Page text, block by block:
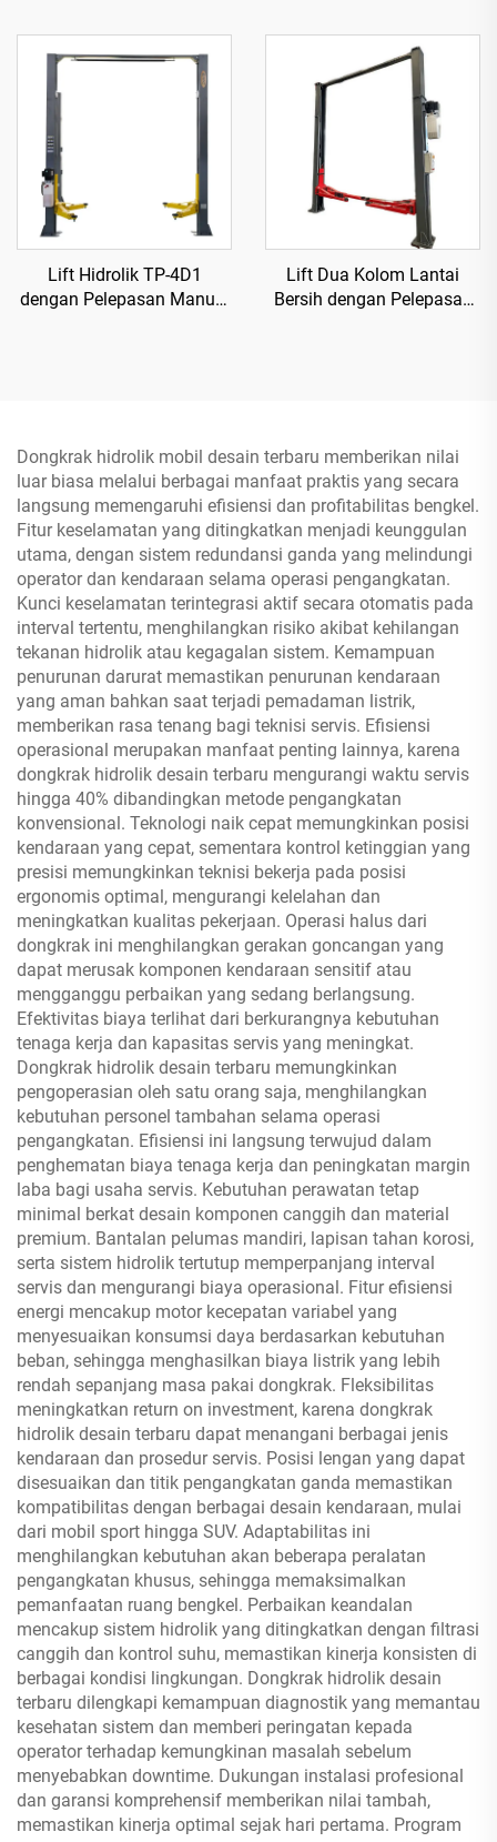
Lift Hidrolik TP-4D1
dengan Pelepasan Manual
Lift Dua Kolom Lantai
Bersih dengan Pelepasan
Dongkrak hidrolik mobil desain terbaru memberikan nilai
luar biasa melalui berbagai manfaat praktis yang secara
langsung memengaruhi efisiensi dan profitabilitas bengkel.
Fitur keselamatan yang ditingkatkan menjadi keunggulan
utama, dengan sistem redundansi ganda yang melindungi
operator dan kendaraan selama operasi pengangkatan.
Kunci keselamatan terintegrasi aktif secara otomatis pada
interval tertentu, menghilangkan risiko akibat kehilangan
tekanan hidrolik atau kegagalan sistem. Kemampuan
penurunan darurat memastikan penurunan kendaraan
yang aman bahkan saat terjadi pemadaman listrik,
memberikan rasa tenang bagi teknisi servis. Efisiensi
operasional merupakan manfaat penting lainnya, karena
dongkrak hidrolik desain terbaru mengurangi waktu servis
hingga 40% dibandingkan metode pengangkatan
konvensional. Teknologi naik cepat memungkinkan posisi
kendaraan yang cepat, sementara kontrol ketinggian yang
presisi memungkinkan teknisi bekerja pada posisi
ergonomis optimal, mengurangi kelelahan dan
meningkatkan kualitas pekerjaan. Operasi halus dari
dongkrak ini menghilangkan gerakan goncangan yang
dapat merusak komponen kendaraan sensitif atau
mengganggu perbaikan yang sedang berlangsung.
Efektivitas biaya terlihat dari berkurangnya kebutuhan
tenaga kerja dan kapasitas servis yang meningkat.
Dongkrak hidrolik desain terbaru memungkinkan
pengoperasian oleh satu orang saja, menghilangkan
kebutuhan personel tambahan selama operasi
pengangkatan. Efisiensi ini langsung terwujud dalam
penghematan biaya tenaga kerja dan peningkatan margin
laba bagi usaha servis. Kebutuhan perawatan tetap
minimal berkat desain komponen canggih dan material
premium. Bantalan pelumas mandiri, lapisan tahan korosi,
serta sistem hidrolik tertutup memperpanjang interval
servis dan mengurangi biaya operasional. Fitur efisiensi
energi mencakup motor kecepatan variabel yang
menyesuaikan konsumsi daya berdasarkan kebutuhan
beban, sehingga menghasilkan biaya listrik yang lebih
rendah sepanjang masa pakai dongkrak. Fleksibilitas
meningkatkan return on investment, karena dongkrak
hidrolik desain terbaru dapat menangani berbagai jenis
kendaraan dan prosedur servis. Posisi lengan yang dapat
disesuaikan dan titik pengangkatan ganda memastikan
kompatibilitas dengan berbagai desain kendaraan, mulai
dari mobil sport hingga SUV. Adaptabilitas ini
menghilangkan kebutuhan akan beberapa peralatan
pengangkatan khusus, sehingga memaksimalkan
pemanfaatan ruang bengkel. Perbaikan keandalan
mencakup sistem hidrolik yang ditingkatkan dengan filtrasi
canggih dan kontrol suhu, memastikan kinerja konsisten di
berbagai kondisi lingkungan. Dongkrak hidrolik desain
terbaru dilengkapi kemampuan diagnostik yang memantau
kesehatan sistem dan memberi peringatan kepada
operator terhadap kemungkinan masalah sebelum
menyebabkan downtime. Dukungan instalasi profesional
dan garansi komprehensif memberikan nilai tambah,
memastikan kinerja optimal sejak hari pertama. Program